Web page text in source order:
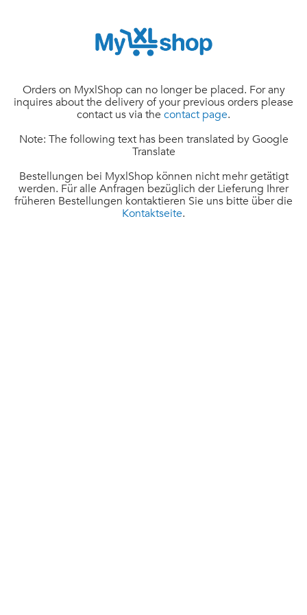
Orders on MyxlShop can no longer be placed. For any
inquires about the delivery of your previous orders please
contact us via the contact page.
Note: The following text has been translated by Google
Translate
Bestellungen bei MyxlShop können nicht mehr getätigt
werden. Für alle Anfragen bezüglich der Lieferung Ihrer
früheren Bestellungen kontaktieren Sie uns bitte über die
Kontaktseite.